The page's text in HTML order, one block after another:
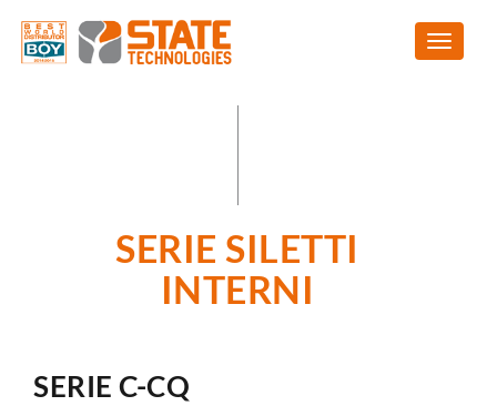
SERIE SILETTI
INTERNI
SERIE C-CQ